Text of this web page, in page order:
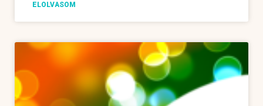
ELOLVASOM